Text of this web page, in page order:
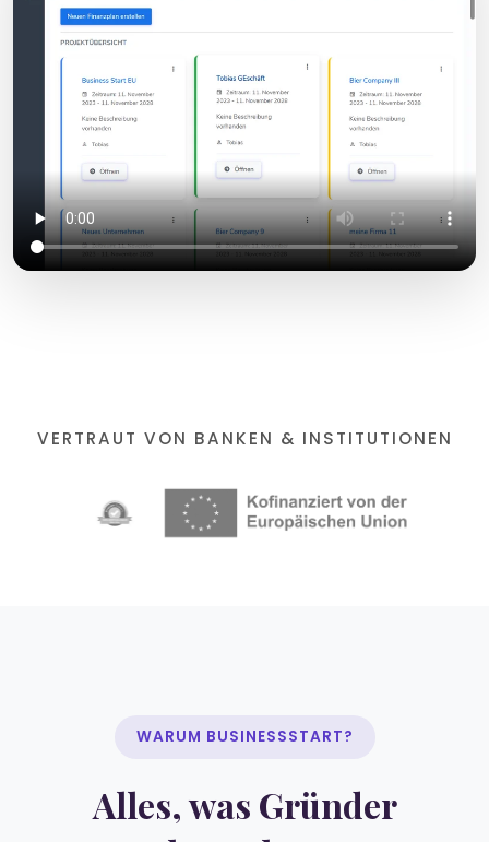
VERTRAUT VON BANKEN & INSTITUTIONEN
WARUM BUSINESSSTART?
Alles, was Gründer